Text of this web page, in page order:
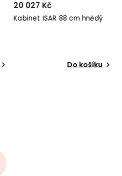
Kabinet ISAR 88 cm hnědý
20 027 Kč
Do košíku